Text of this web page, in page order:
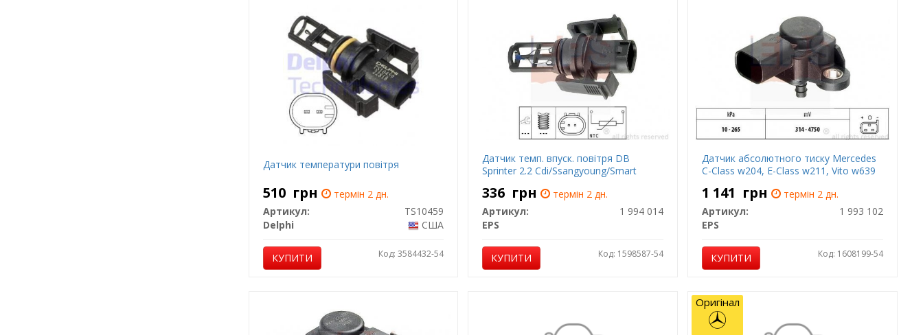
Датчик температури повітря
510 грн
термін 2 дн.
Артикул:
TS10459
Delphi
США
КУПИТИ Код: 3584432-54
Датчик темп. впуск. повітря DB
Sprinter 2.2 Cdi/Ssangyoung/Smart
336 грн
термін 2 дн.
Артикул:
1 994 014
EPS
КУПИТИ Код: 1598587-54
Датчик абсолютного тиску Mercedes
C-Class w204, E-Class w211, Vito w639
1 141 грн
термін 2 дн.
Артикул:
1 993 102
EPS
КУПИТИ Код: 1608199-54
Оригінал